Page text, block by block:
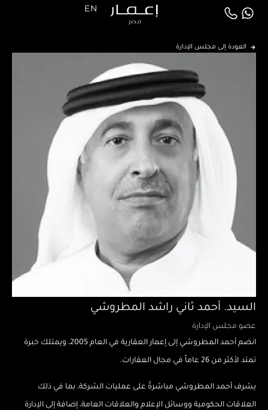
EN
العودة إلى مجلس الإدارة
السيد. أحمد ثاني راشد المطروشي
عضو مجلس الإدارة
انضم أحمد المطروشي إلى إعمار العقارية في العام 2005، ويمتلك خبرة
تمتد لأكثر من 26 عاماً في مجال العقارات.
يشرف أحمد المطروشي مباشرةً على عمليات الشركة، بما في ذلك
العلاقات الحكومية ووسائل الإعلام والعلاقات العامة، إضافة إلى الإدارة